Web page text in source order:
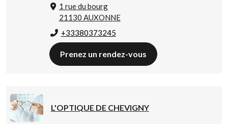
1 rue du bourg
21130 AUXONNE
+33380373245
Prenez un rendez-vous
L'OPTIQUE DE CHEVIGNY